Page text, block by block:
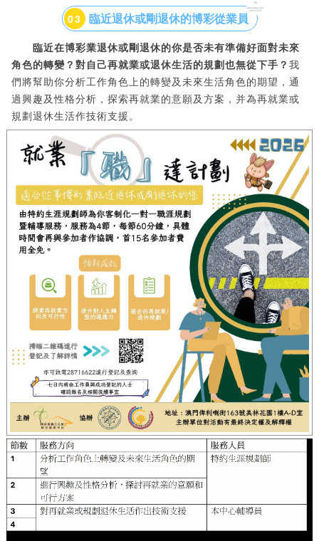
03 臨近退休或剛退休的博彩從業員
臨近在博彩業退休或剛退休的你是否未有準備好面對未來
角色的轉變？對自己再就業或退休生活的規劃也無從下手？ 我
們將幫助你分析工作角色上的轉變及未來生活角色的期望，通
過興趣及性格分析，探索再就業的意願及方案，并為再就業或
規劃退休生活作技術支援。